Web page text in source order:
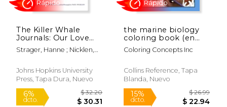
The Killer Whale
Journals: Our Love
and Fear of Orcas (en
Inglés)
Strager, Hanne ; Nicklen,
Johns Hopkins University
Press, Tapa Dura, Nuevo
the marine biology
coloring book (en
Inglés)
Coloring Concepts Inc
Collins Reference, Tapa
Blanda, Nuevo